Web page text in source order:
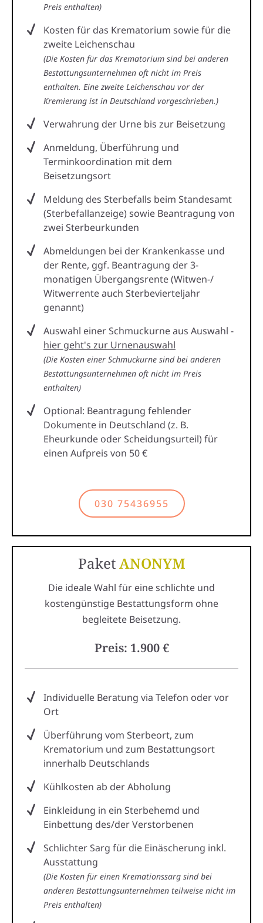
Preis enthalten)
Kosten für das Krematorium sowie für die
zweite Leichenschau
(Die Kosten für das Krematorium sind bei anderen
Bestattungsunternehmen oft nicht im Preis
enthalten. Eine zweite Leichenschau vor der
Kremierung ist in Deutschland vorgeschrieben.)
Verwahrung der Urne bis zur Beisetzung
Anmeldung, Überführung und
Terminkoordination mit dem
Beisetzungsort
Meldung des Sterbefalls beim Standesamt
(Sterbefallanzeige) sowie Beantragung von
zwei Sterbeurkunden
Abmeldungen bei der Krankenkasse und
der Rente, ggf. Beantragung der 3-
monatigen Übergangsrente (Witwen-/
Witwerrente auch Sterbevierteljahr
genannt)
Auswahl einer Schmuckurne aus Auswahl -
hier geht's zur Urnenauswahl
(Die Kosten einer Schmuckurne sind bei anderen
Bestattungsunternehmen oft nicht im Preis
enthalten)
Optional: Beantragung fehlender
Dokumente in Deutschland (z. B.
Eheurkunde oder Scheidungsurteil) für
einen Aufpreis von 50 €
030 75436955
PaketANONYM
Die ideale Wahl für eine schlichte und
kostengünstige Bestattungsform ohne
begleitete Beisetzung.
Preis: 1.900 €
Individuelle Beratung via Telefon oder vor
Ort
Überführung vom Sterbeort, zum
Krematorium und zum Bestattungsort
innerhalb Deutschlands
Kühlkosten ab der Abholung
Einkleidung in ein Sterbehemd und
Einbettung des/der Verstorbenen
Schlichter Sarg für die Einäscherung inkl.
Ausstattung
(Die Kosten für einen Kremationssarg sind bei
anderen Bestattungsunternehmen teilweise nicht im
Preis enthalten)